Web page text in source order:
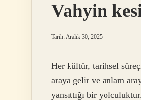
Vahyin
Tarih: Aralık 30, 2025
Her kültür, tarihsel
araya gelir ve anlam
yansıttığı bir